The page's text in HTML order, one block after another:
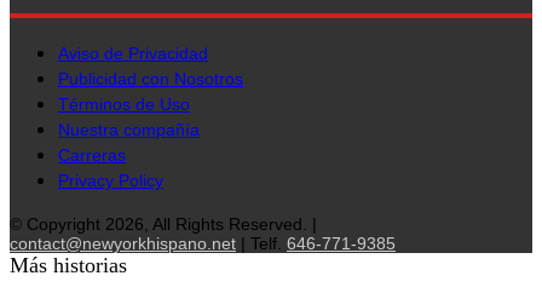
Aviso de Privacidad
Publicidad con Nosotros
Términos de Uso
Nuestra compañía
Carreras
Privacy Policy
© Copyright 2026, All Rights Reserved. |
contact@newyorkhispano.net | Telf. 646-771-9385
Más historias